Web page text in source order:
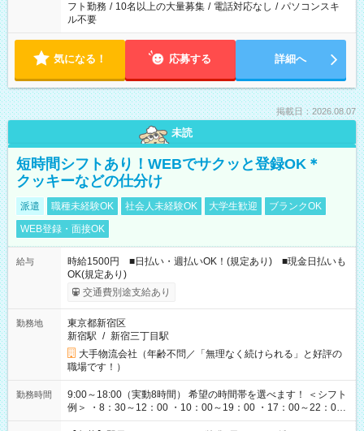
フト勤務 / 10名以上の大量募集 / 電話対応なし / パソコンスキ
ル不要
気になる！ 応募する 詳細へ
掲載日：2026.08.07
未読
短時間シフトあり！WEBでサクッと登録OK＊
クッキーなどの仕分け
派遣 職種未経験OK 社会人未経験OK 大学生歓迎
ブランクOK
WEB登録・面接OK
給与
時給1500円 ■日払い・週払いOK！(規定あり) ■現金日払いも
OK(規定あり)
交通費別途支給あり
勤務地
東京都新宿区
新宿駅 / 新宿三丁目駅
大手物流会社（年齢不問／「無理なく続けられる」と好評の
職場です！）
勤務時間
9:00～18:00（実動8時間） 希望の時間帯を選べます！ ＜シフト
例＞ ・8：30～12：00 ・10：00～19：00 ・17：00～22：00
・13：00～22：00 ・22：00～翌6：00 など